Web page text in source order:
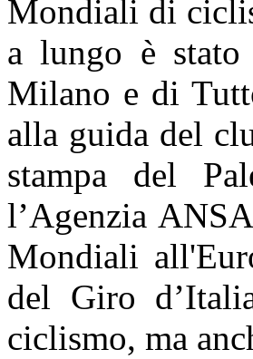
Mondiali di
a lungo è
Milano e di
alla guida del
stampa del
l’Agenzia
Mondiali
del Giro
ciclismo, ma